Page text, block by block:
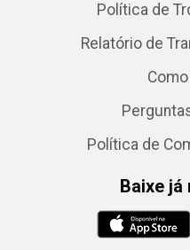
Política de
Relatório de
Política de
Baixe já